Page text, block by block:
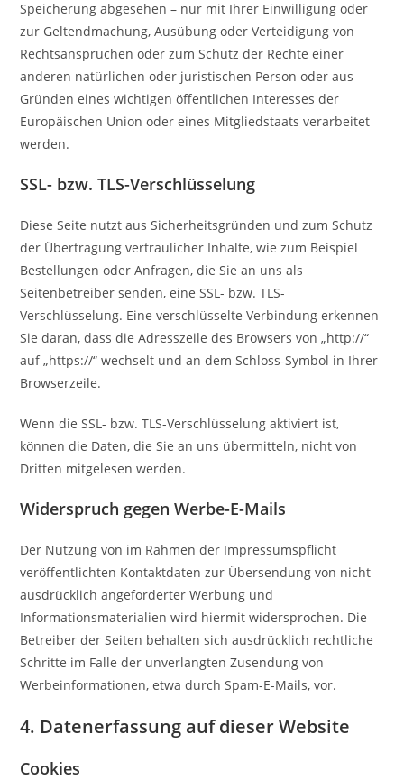
Speicherung abgesehen – nur mit Ihrer Einwilligung oder
zur Geltendmachung, Ausübung oder Verteidigung von
Rechtsansprüchen oder zum Schutz der Rechte einer
anderen natürlichen oder juristischen Person oder aus
Gründen eines wichtigen öffentlichen Interesses der
Europäischen Union oder eines Mitgliedstaats verarbeitet
werden.
SSL- bzw. TLS-Verschlüsselung
Diese Seite nutzt aus Sicherheitsgründen und zum Schutz
der Übertragung vertraulicher Inhalte, wie zum Beispiel
Bestellungen oder Anfragen, die Sie an uns als
Seitenbetreiber senden, eine SSL- bzw. TLS-
Verschlüsselung. Eine verschlüsselte Verbindung erkennen
Sie daran, dass die Adresszeile des Browsers von „http://“
auf „https://“ wechselt und an dem Schloss-Symbol in Ihrer
Browserzeile.
Wenn die SSL- bzw. TLS-Verschlüsselung aktiviert ist,
können die Daten, die Sie an uns übermitteln, nicht von
Dritten mitgelesen werden.
Widerspruch gegen Werbe-E-Mails
Der Nutzung von im Rahmen der Impressumspflicht
veröffentlichten Kontaktdaten zur Übersendung von nicht
ausdrücklich angeforderter Werbung und
Informationsmaterialien wird hiermit widersprochen. Die
Betreiber der Seiten behalten sich ausdrücklich rechtliche
Schritte im Falle der unverlangten Zusendung von
Werbeinformationen, etwa durch Spam-E-Mails, vor.
4. Datenerfassung auf dieser Website
Cookies